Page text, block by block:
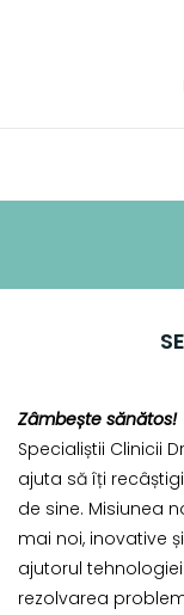
Zâmbește sănătos!
Specialiștii Clinicii
ajuta să îți
de sine. Misiunea
mai noi, inovative
ajutorul
rezolvarea